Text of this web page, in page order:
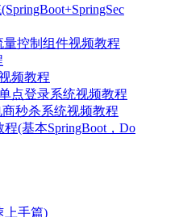
量控制组件视频教程
频教程
点登录系统视频教程
商秒杀系统视频教程
(基本SpringBoot，Do
上手篇)